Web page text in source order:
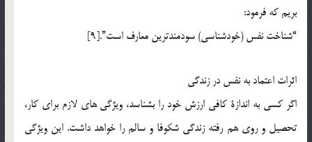
بريم كه فرمود:
“شناخت نفس (خودشناسي) سودمندترين معارف است”.[9]
اثرات اعتماد به نفس در زندگي
اگر كسي به اندازة كافي ارزش خود را بشناسد، ويژگي هاي لازم براي كار،
تحصيل و روي هم رفته زندگي شكوفا و سالم را خواهد داشت. اين ويژگي